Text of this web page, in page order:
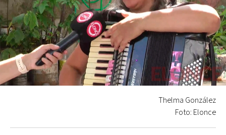
Thelma González
Foto: Elonce